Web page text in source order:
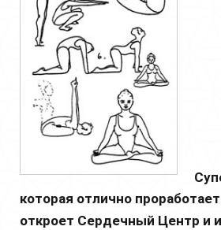
которая отлично
откроет Сердечный Центр и